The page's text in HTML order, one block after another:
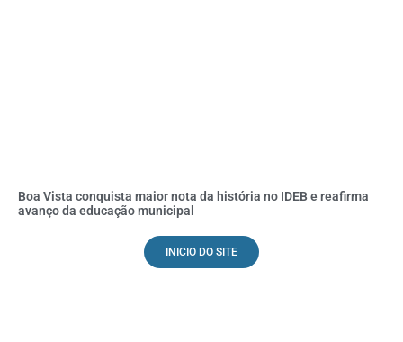
Boa Vista conquista maior nota da história no IDEB e reafirma
avanço da educação municipal
INICIO DO SITE